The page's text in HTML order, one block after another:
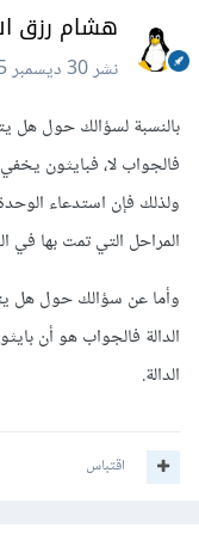
هشام رزق
نشر30 ديسمبر 2015
بالنسبة لسؤالك حول هل
فالجواب لا، فبايثون
ولذلك فإن استدعاء
المراحل التي تمت بها في
وأما عن سؤالك حول هل
الدالة فالجواب هو أن
الدالة.
اقتباس